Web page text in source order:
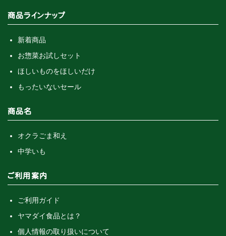
商品ラインナップ
新着商品
お惣菜お試しセット
ほしいものをほしいだけ
もったいないセール
商品名
オクラごま和え
中学いも
ご利用案内
ご利用ガイド
ヤマダイ食品とは？
個人情報の取り扱いについて